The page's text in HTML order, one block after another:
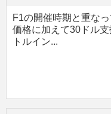
F1の開催時期と重な
価格に加えて30ドル支
トルイン...